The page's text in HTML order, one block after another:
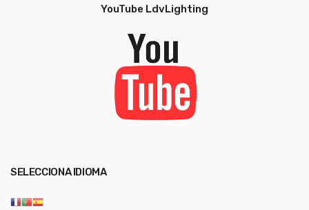
YouTube LdvLighting
SELECCIONA IDIOMA